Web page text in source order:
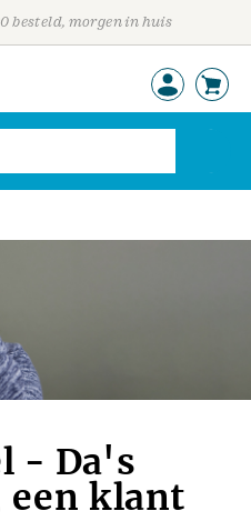
besteld, morgen in huis
- Da's
klant